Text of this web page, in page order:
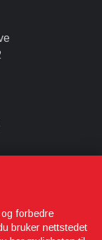
forbedre
bruker nettstedet